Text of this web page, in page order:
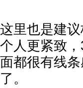
这里也是建
个人更紧致
面都很有线
了。